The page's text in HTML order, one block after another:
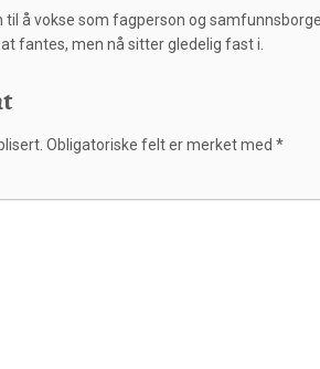
til å vokse som fagperson og
fantes, men nå sitter gledelig fast i.
Obligatoriske felt er merket med *